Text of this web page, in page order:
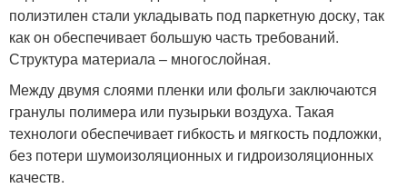
полиэтилен стали укладывать под паркетную доску, так
как он обеспечивает большую часть требований.
Структура материала – многослойная.
Между двумя слоями пленки или фольги заключаются
гранулы полимера или пузырьки воздуха. Такая
технологи обеспечивает гибкость и мягкость подложки,
без потери шумоизоляционных и гидроизоляционных
качеств.